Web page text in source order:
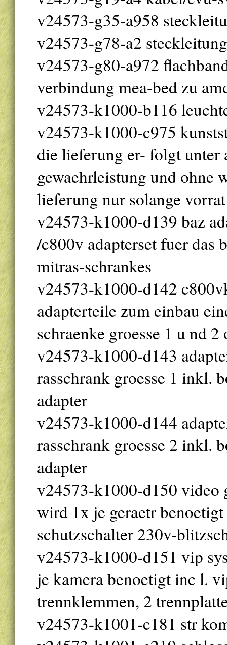
v24573-g35-a958
v24573-g78-a2
v24573-g80-a972
verbindung mea-bed zu
v24573-k1000-b116
v24573-k1000-c975
die lieferung er- folgt unter
gewaehrleistung und ohne
lieferung nur solange
v24573-k1000-d139 baz
/c800v adapterset fuer das
mitras-schrankes
v24573-k1000-d142
adapterteile zum einbau
schraenke groesse 1 u nd
v24573-k1000-d143
rasschrank groesse 1 inkl.
adapter
v24573-k1000-d144
rasschrank groesse 2 inkl.
adapter
v24573-k1000-d150 video
wird 1x je geraetr
schutzschalter 230v-
v24573-k1000-d151 vip
je kamera benoetigt inc l.
trennklemmen, 2
v24573-k1001-c181 str